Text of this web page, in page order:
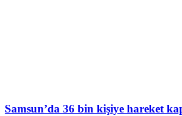
Samsun’da 36 bin kişiye hareket